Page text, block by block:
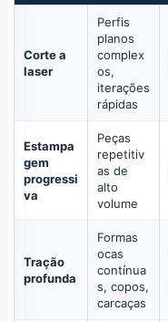
Corte a
laser
Perfis
planos
complex
os,
iterações
rápidas
Estampa
gem
progressi
va
Peças
repetitiv
as de
alto
volume
Tração
profunda
Formas
ocas
contínua
s, copos,
carcaças